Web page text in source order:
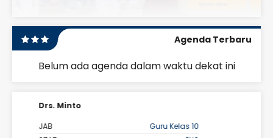
Agenda Terbaru
Belum ada agenda dalam waktu dekat ini